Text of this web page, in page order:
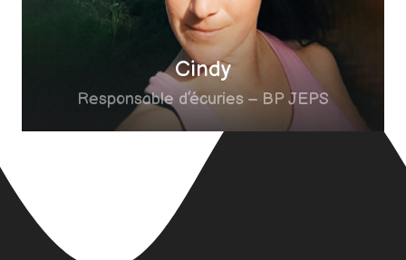
Cindy
Responsable d’écuries – BP JEPS